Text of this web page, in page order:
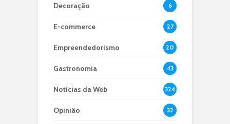
Decoração 6
E-commerce 27
Empreendedorismo 20
Gastronomia 43
Notícias da Web 324
Opinião 32